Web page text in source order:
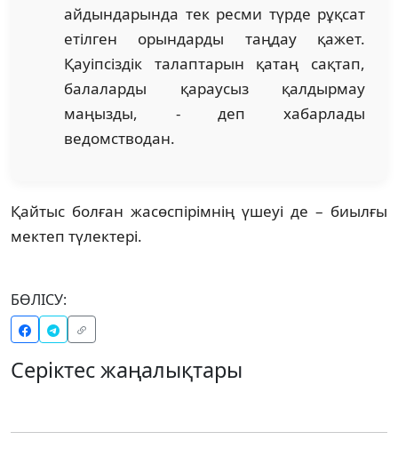
айдындарында тек ресми түрде рұқсат
етілген орындарды таңдау қажет.
Қауіпсіздік талаптарын қатаң сақтап,
балаларды қараусыз қалдырмау
маңызды, - деп хабарлады
ведомстводан.
Қайтыс болған жасөспірімнің үшеуі де – биылғы
мектеп түлектері.
БӨЛІСУ:
Серіктес жаңалықтары